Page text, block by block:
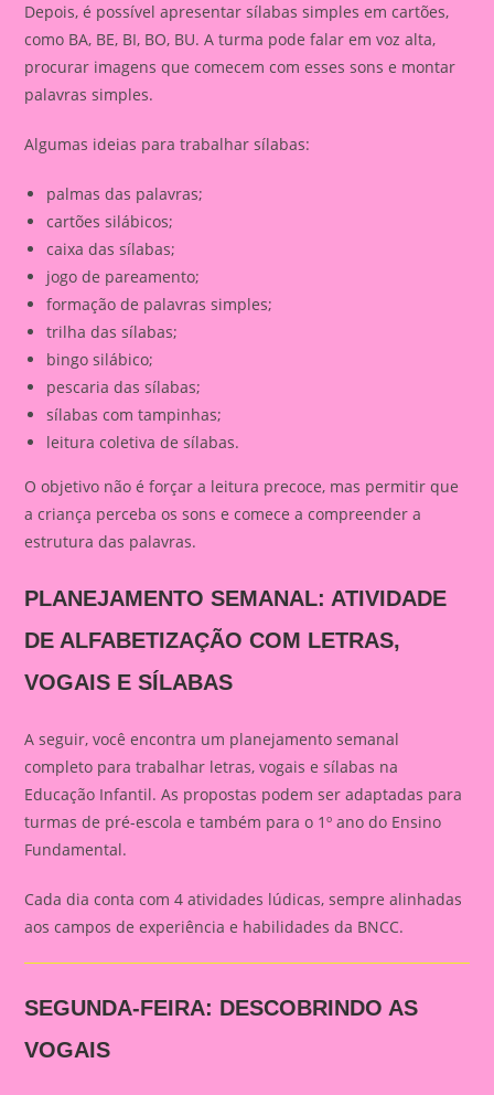
Depois, é possível apresentar sílabas simples em cartões,
como BA, BE, BI, BO, BU. A turma pode falar em voz alta,
procurar imagens que comecem com esses sons e montar
palavras simples.
Algumas ideias para trabalhar sílabas:
palmas das palavras;
cartões silábicos;
caixa das sílabas;
jogo de pareamento;
formação de palavras simples;
trilha das sílabas;
bingo silábico;
pescaria das sílabas;
sílabas com tampinhas;
leitura coletiva de sílabas.
O objetivo não é forçar a leitura precoce, mas permitir que
a criança perceba os sons e comece a compreender a
estrutura das palavras.
PLANEJAMENTO SEMANAL: ATIVIDADE
DE ALFABETIZAÇÃO COM LETRAS,
VOGAIS E SÍLABAS
A seguir, você encontra um planejamento semanal
completo para trabalhar letras, vogais e sílabas na
Educação Infantil. As propostas podem ser adaptadas para
turmas de pré-escola e também para o 1º ano do Ensino
Fundamental.
Cada dia conta com 4 atividades lúdicas, sempre alinhadas
aos campos de experiência e habilidades da BNCC.
SEGUNDA-FEIRA: DESCOBRINDO AS
VOGAIS